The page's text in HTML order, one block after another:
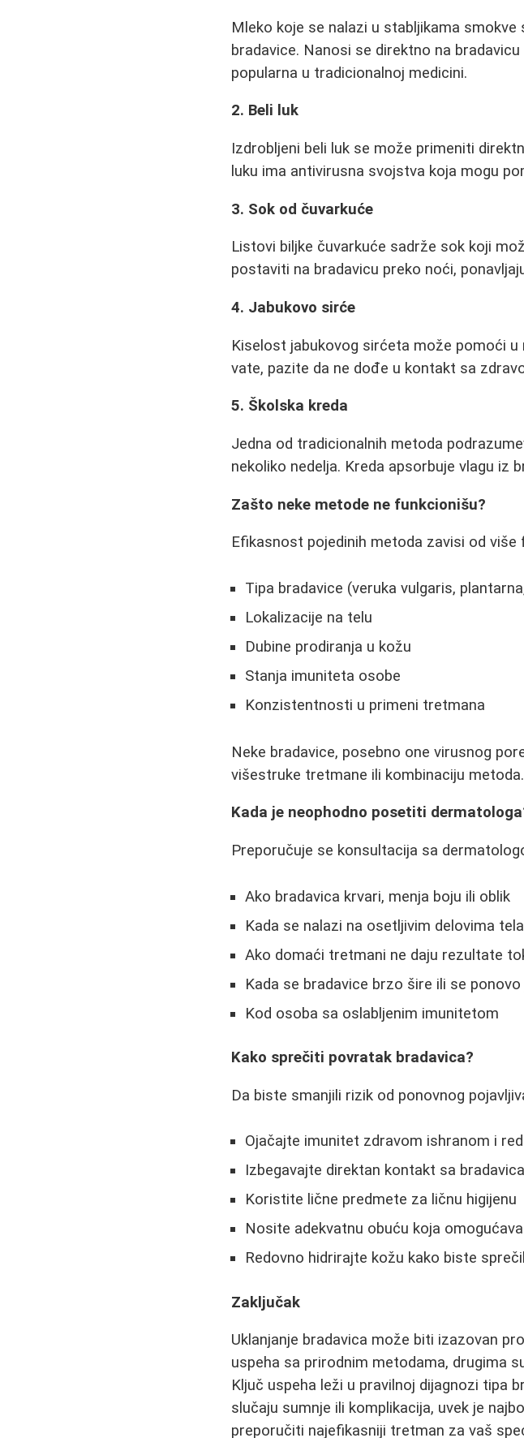
Mleko koje se nalazi u stabljikama
bradavice. Nanosi se direktno na
popularna u tradicionalnoj medicini.
2. Beli luk
Izdrobljeni beli luk se može primeniti
luku ima antivirusna svojstva koja mogu
3. Sok od čuvarkuće
Listovi biljke čuvarkuće sadrže sok koji
postaviti na bradavicu preko noći,
4. Jabukovo sirće
Kiselost jabukovog sirćeta može pomoći
vate, pazite da ne dođe u kontakt sa
5. Školska kreda
Jedna od tradicionalnih metoda
nekoliko nedelja. Kreda apsorbuje vlagu iz
Zašto neke metode ne funkcionišu?
Efikasnost pojedinih metoda zavisi od više
Tipa bradavice (veruka vulgaris,
Lokalizacije na telu
Dubine prodiranja u kožu
Stanja imuniteta osobe
Konzistentnosti u primeni tretmana
Neke bradavice, posebno one virusnog
višestruke tretmane ili kombinaciju metoda.
Kada je neophodno posetiti
Preporučuje se konsultacija sa
Ako bradavica krvari, menja boju ili oblik
Kada se nalazi na osetljivim delovima
Ako domaći tretmani ne daju rezultate
Kada se bradavice brzo šire ili se ponovo
Kod osoba sa oslabljenim imunitetom
Kako sprečiti povratak bradavica?
Da biste smanjili rizik od ponovnog
Ojačajte imunitet zdravom ishranom i
Izbegavajte direktan kontakt sa
Koristite lične predmete za ličnu higijenu
Nosite adekvatnu obuću koja
Redovno hidrirajte kožu kako biste
Zaključak
Uklanjanje bradavica može biti izazovan
uspeha sa prirodnim metodama, drugima
Ključ uspeha leži u pravilnoj dijagnozi tipa
slučaju sumnje ili komplikacija, uvek je
preporučiti najefikasniji tretman za vaš